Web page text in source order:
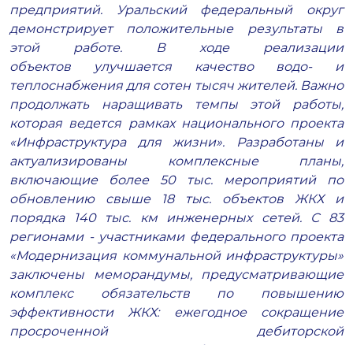
предприятий. Уральский федеральный округ
демонстрирует положительные результаты в
этой работе. В ходе реализации
объектов
улучшается качество водо- и
теплоснабжения для сотен тысяч жителей. Важно
продолжать наращивать темпы этой работы,
которая ведется рамках национального проекта
«Инфраструктура для жизни». Разработаны и
актуализированы комплексные планы,
включающие более 50 тыс. мероприятий по
обновлению свыше 18 тыс. объектов ЖКХ и
порядка 140 тыс. км инженерных сетей. С 83
регионами -участниками федерального проекта
«Модернизация коммунальной инфраструктуры»
заключены меморандумы, предусматривающие
комплекс обязательств по повышению
эффективности ЖКХ: ежегодное сокращение
просроченной дебиторской